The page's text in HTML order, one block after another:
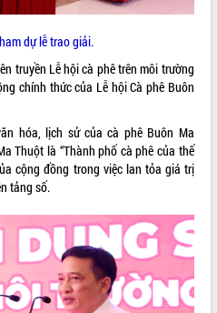
dự lễ trao giải.
truyền Lễ hội cà phê trên môi trường
chính thức của Lễ hội Cà phê Buôn
hóa, lịch sử của cà phê Buôn Ma
Thuột là “Thành phố cà phê của thế
cộng đồng trong việc lan tỏa giá trị
tảng số.